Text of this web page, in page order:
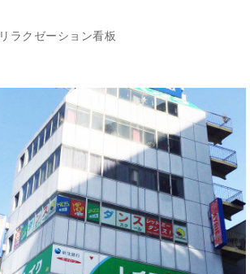
リラクゼーション看板